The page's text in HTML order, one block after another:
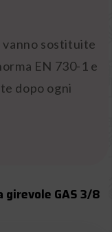
vanno sostituite
EN 730-1 e
dopo ogni
girevole GAS 3/8